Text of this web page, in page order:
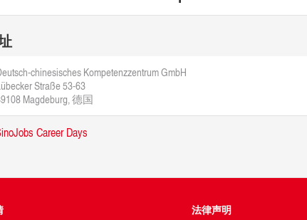
chinesisches Kompetenzzentrum GmbH
Straße 53-63
Magdeburg, 德国
法律声明